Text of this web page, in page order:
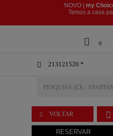
 0
 213121520 *
NOVO | my
​​​​​​​Temos a casa
 VOLTAR 
RESERVAR